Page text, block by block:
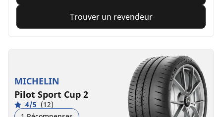
Trouver un revendeur
MICHELIN
Pilot Sport Cup 2
4/5 (12)